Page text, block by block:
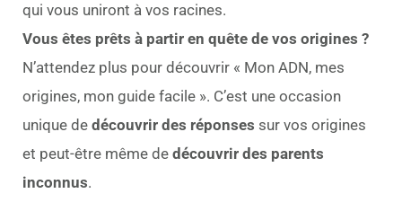
qui vous uniront à vos racines.
Vous êtes prêts à partir en quête de vos origines ?
N’attendez plus pour découvrir « Mon ADN, mes
origines, mon guide facile ». C’est une occasion
unique de découvrir des réponses sur vos origines
et peut-être même de découvrir des parents
inconnus.